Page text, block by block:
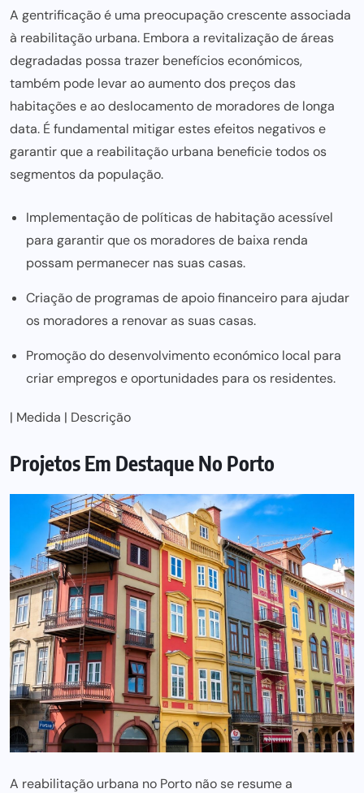
A gentrificação é uma preocupação crescente associada
à reabilitação urbana. Embora a revitalização de áreas
degradadas possa trazer benefícios económicos,
também pode levar ao aumento dos preços das
habitações e ao deslocamento de moradores de longa
data. É fundamental mitigar estes efeitos negativos e
garantir que a reabilitação urbana beneficie todos os
segmentos da população.
Implementação de políticas de habitação acessível
para garantir que os moradores de baixa renda
possam permanecer nas suas casas.
Criação de programas de apoio financeiro para ajudar
os moradores a renovar as suas casas.
Promoção do desenvolvimento económico local para
criar empregos e oportunidades para os residentes.
| Medida | Descrição
Projetos Em Destaque No Porto
A reabilitação urbana no Porto não se resume a